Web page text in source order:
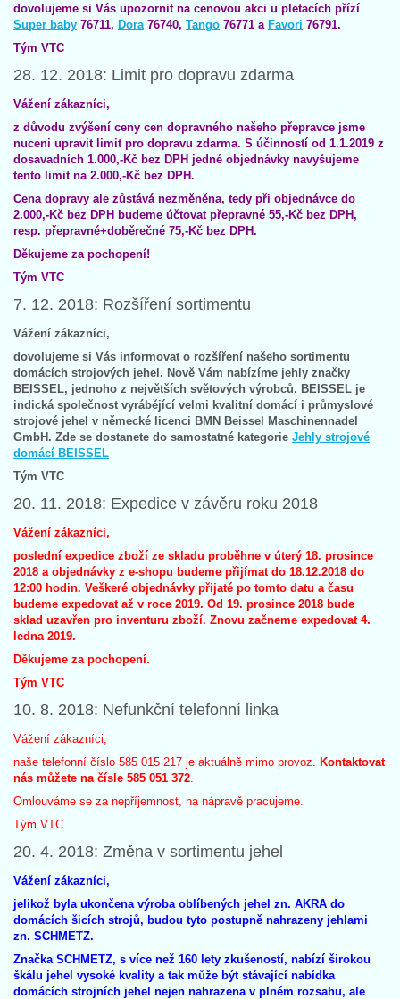
dovolujeme si Vás upozornit na cenovou akci u pletacích přízí
Super baby 76711, Dora 76740, Tango 76771 a Favori 76791.
Tým VTC
28. 12. 2018: Limit pro dopravu zdarma
Vážení zákazníci,
z důvodu zvýšení ceny cen dopravného našeho přepravce jsme
nuceni upravit limit pro dopravu zdarma. S účinností od 1.1.2019 z
dosavadních 1.000,-Kč bez DPH jedné objednávky navyšujeme
tento limit na 2.000,-Kč bez DPH.
Cena dopravy ale zůstává nezměněna, tedy při objednávce do
2.000,-Kč bez DPH budeme účtovat přepravné 55,-Kč bez DPH,
resp. přepravné+doběrečné 75,-Kč bez DPH.
Děkujeme za pochopení!
Tým VTC
7. 12. 2018: Rozšíření sortimentu
Vážení zákazníci,
dovolujeme si Vás informovat o rozšíření našeho sortimentu
domácích strojových jehel. Nově Vám nabízíme jehly značky
BEISSEL, jednoho z největších světových výrobců. BEISSEL je
indická společnost vyrábějící velmi kvalitní domácí i průmyslové
strojové jehel v německé licenci BMN Beissel Maschinennadel
GmbH. Zde se dostanete do samostatné kategorie Jehly strojové
domácí BEISSEL
Tým VTC
20. 11. 2018: Expedice v závěru roku 2018
Vážení zákazníci,
poslední expedice zboží ze skladu proběhne v úterý 18. prosince
2018 a objednávky z e-shopu budeme přijímat do 18.12.2018 do
12:00 hodin. Veškeré objednávky přijaté po tomto datu a času
budeme expedovat až v roce 2019. Od 19. prosince 2018 bude
sklad uzavřen pro inventuru zboží. Znovu začneme expedovat 4.
ledna 2019.
Děkujeme za pochopení.
Tým VTC
10. 8. 2018: Nefunkční telefonní linka
Vážení zákazníci,
naše telefonní číslo 585 015 217 je aktuálně mimo provoz.
Kontaktovat
nás můžete na čísle 585 051 372
Omlouváme se za nepříjemnost, na nápravě pracujeme.
Tým VTC
20. 4. 2018: Změna v sortimentu jehel
Vážení zákazníci,
jelikož byla ukončena výroba oblíbených jehel zn. AKRA do
domácích šicích strojů, budou tyto postupně nahrazeny jehlami
zn. SCHMETZ.
Značka SCHMETZ, s více než 160 lety zkušeností, nabízí širokou
škálu jehel vysoké kvality a tak může být stávající nabídka
domácích strojních jehel nejen nahrazena v plném rozsahu, ale